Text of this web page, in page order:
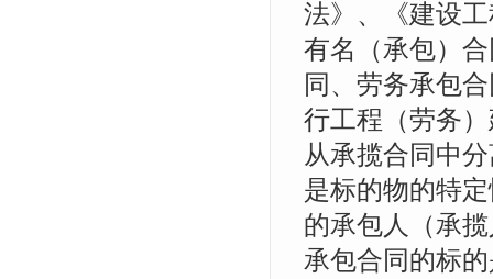
法》、《建设
有名（承包）
同、劳务承包
行工程（劳务
从承揽合同中
是标的物的特
的承包人（承
承包合同的标